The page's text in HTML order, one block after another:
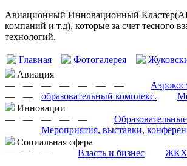
Авиационный Инновационный
компаний и т.д), которые за счет тесного
технологий.
Главная Фотогалерея
Авиация
—
— — — — — —
образовательный комплекс.
— —
Инновации
—
— — —
—
Мероприятия, выставки,
—
Cоциальная сфера
—
Власть и бизнес
— ЖКХ
—